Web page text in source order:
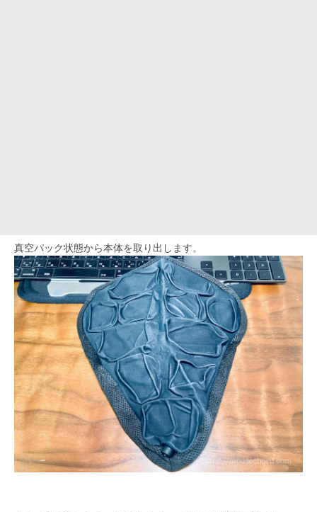
真空パック状態から本体を取り出します。